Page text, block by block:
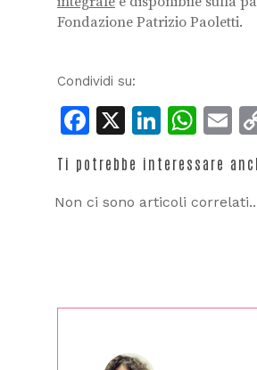
Fondazione Patrizio Paoletti.
Condividi su:
Facebook
X
Ti potrebbe interessare
Non ci sono articoli